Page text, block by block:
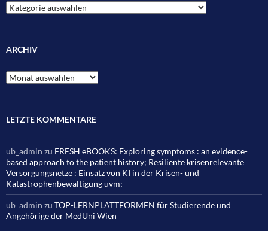
Kategorien
ARCHIV
Archiv
LETZTE KOMMENTARE
ub_admin zu FRESH eBOOKS: Exploring symptoms : an evidence-
based approach to the patient history; Resiliente krisenrelevante
Versorgungsnetze : Einsatz von KI in der Krisen- und
Katastrophenbewältigung uvm;
ub_admin zu TOP-LERNPLATTFORMEN für Studierende und
Angehörige der MedUni Wien